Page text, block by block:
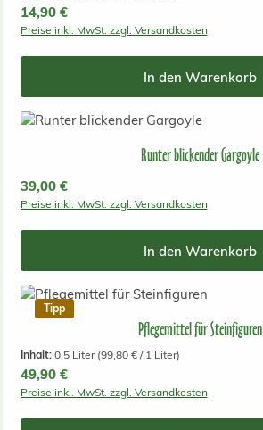
Regulärer Preis:
14,90 €
Preise inkl. MwSt. zzgl. Versandkosten
In den Warenkorb
Runter blickender Gargoyle
Regulärer Preis:
39,00 €
Preise inkl. MwSt. zzgl. Versandkosten
In den Warenkorb
Tipp
Pflegemittel für Steinfiguren
Inhalt: 0.5 Liter (99,80 € / 1 Liter)
Regulärer Preis:
49,90 €
Preise inkl. MwSt. zzgl. Versandkosten